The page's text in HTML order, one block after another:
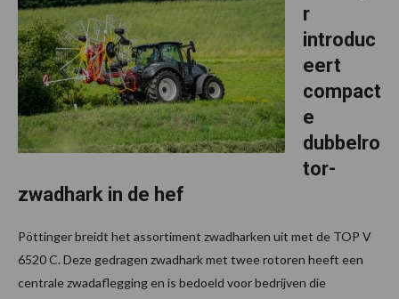
r
introduc
eert
compact
e
dubbelro
tor-
zwadhark in de hef
Pöttinger breidt het assortiment zwadharken uit met de TOP V
6520 C. Deze gedragen zwadhark met twee rotoren heeft een
centrale zwadaflegging en is bedoeld voor bedrijven die